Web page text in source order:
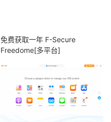
免费获取一年 F-Secure
Freedome[多平台]